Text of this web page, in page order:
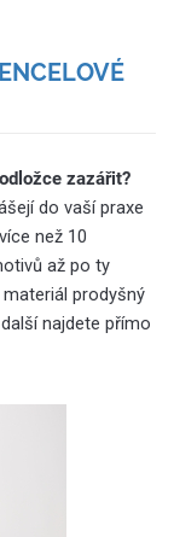
zazářit?
do vaší praxe
než 10
až po ty
prodyšný
najdete přímo